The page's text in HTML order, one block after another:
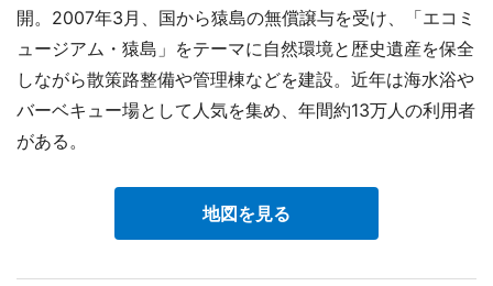
開。2007年3月、国から猿島の無償譲与を受け、「エコミ
ュージアム・猿島」をテーマに自然環境と歴史遺産を保全
しながら散策路整備や管理棟などを建設。近年は海水浴や
バーベキュー場として人気を集め、年間約13万人の利用者
がある。
地図を見る